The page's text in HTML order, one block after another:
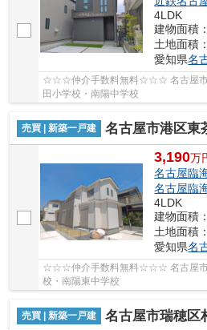
4LDK
建物面積
土地面積
愛知県名
☆☆☆仲介手数料無料☆☆☆ 名古屋市
田小学校・南陽中学校
売買 | 新築一戸建 名古屋市港区東茶屋１丁目90【
3,190万
名古屋臨
名古屋臨
4LDK
建物面積
土地面積
愛知県名
☆☆☆仲介手数料無料☆☆☆ 名古屋市
校・南陽東中学校
売買 | 新築一戸建 名古屋市瑞穂区村上町３丁目4-5【